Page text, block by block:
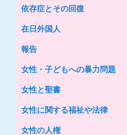
ス No.78
ス No.77
女性の家HELP ネットワークニュー
ス No.76
依存症とその回復
在日外国人
報告
女性・子どもへの暴力問題
女性と聖書
女性に関する福祉や法律
女性の人権